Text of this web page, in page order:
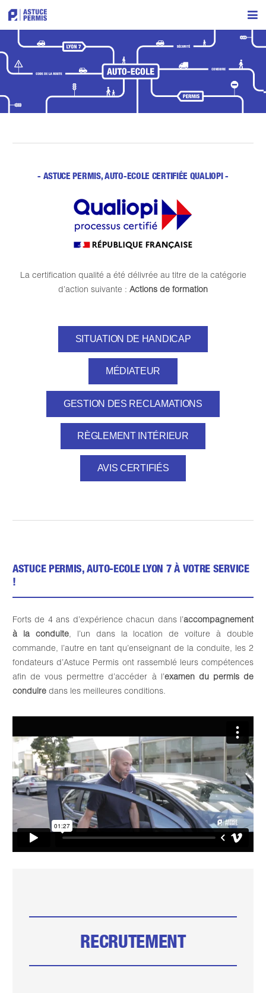
L’AUTO-ÉCOLE
FORMATIONS
PRÉINSCRIPTIONS
CPF
- ASTUCE PERMIS, AUTO-ECOLE CERTIFIÉE QUALIOPI -
La certification qualité a été délivrée au titre de la catégorie
d’action suivante : Actions de formation
SITUATION DE HANDICAP
MÉDIATEUR
GESTION DES RECLAMATIONS
RÈGLEMENT INTÉRIEUR
AVIS CERTIFIÉS
ASTUCE PERMIS, AUTO-ECOLE LYON 7 À VOTRE SERVICE
!
Forts de 4 ans d’expérience chacun dans l’accompagnement
à la conduite, l’un dans la location de voiture à double
commande, l’autre en tant qu’enseignant de la conduite, les 2
fondateurs d’Astuce Permis ont rassemblé leurs compétences
afin de vous permettre d’accéder à l’examen du permis de
conduire dans les meilleures conditions.
RECRUTEMENT